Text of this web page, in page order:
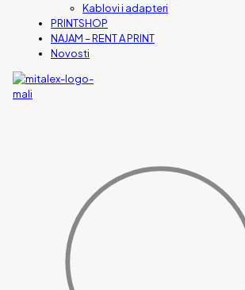
Kablovi i adapteri
PRINTSHOP
NAJAM – RENT A PRINT
Novosti